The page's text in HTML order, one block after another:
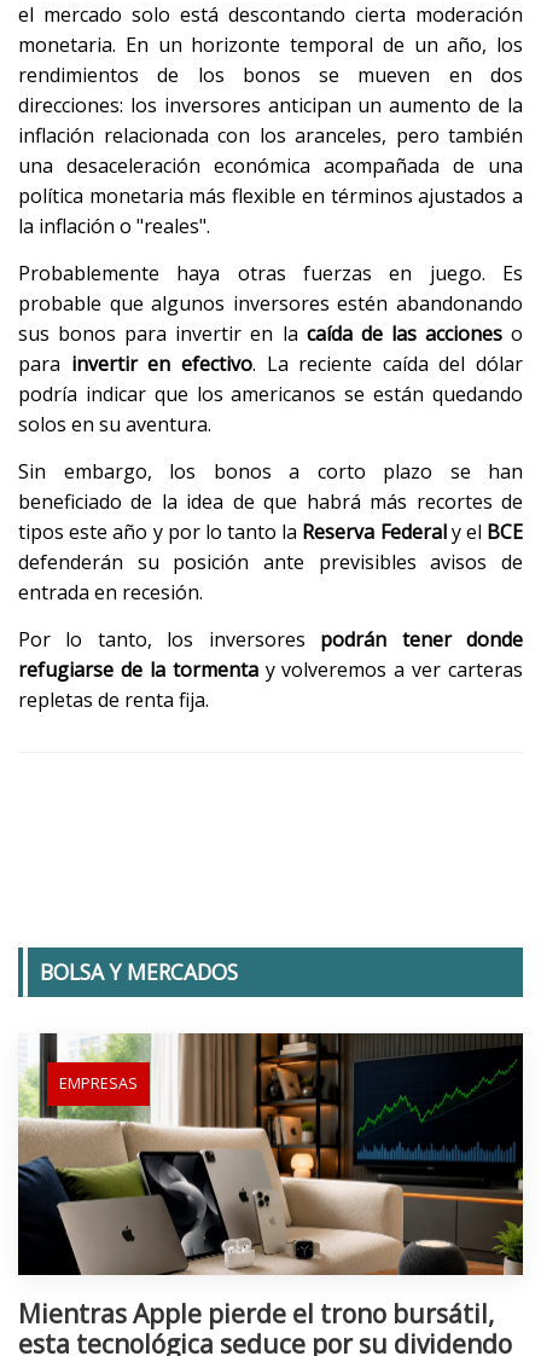
el mercado solo está descontando cierta moderación
monetaria. En un horizonte temporal de un año, los
rendimientos de los bonos se mueven en dos
direcciones: los inversores anticipan un aumento de la
inflación relacionada con los aranceles, pero también
una desaceleración económica acompañada de una
política monetaria más flexible en términos ajustados a
la inflación o "reales".
Probablemente haya otras fuerzas en juego. Es
probable que algunos inversores estén abandonando
sus bonos para invertir en la caída de las accioneso
para invertir en efectivo. La reciente caída del dólar
podría indicar que los americanos se están quedando
solos en su aventura.
Sin embargo, los bonos a corto plazo se han
beneficiado de la idea de que habrá más recortes de
tipos este año y por lo tanto la Reserva Federaly el BCE
defenderán su posición ante previsibles avisos de
entrada en recesión.
Por lo tanto, los inversores podrán tener donde
refugiarse de la tormentay volveremos a ver carteras
repletas de renta fija.
BOLSA Y MERCADOS
EMPRESAS
Mientras Apple pierde el trono bursátil,
esta tecnológica seduce por su dividendo